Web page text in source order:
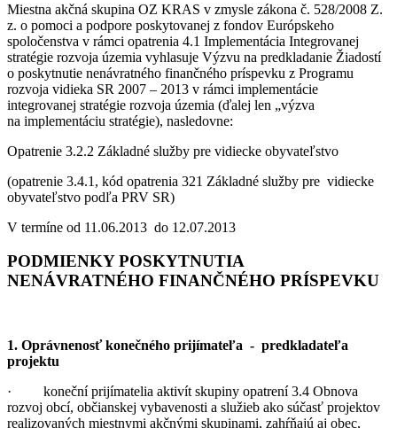
Miestna akčná skupina OZ KRAS v zmysle zákona č. 528/2008 Z.
z. o pomoci a podpore poskytovanej z fondov Európskeho
spoločenstva v rámci opatrenia 4.1 Implementácia Integrovanej
stratégie rozvoja územia vyhlasuje Výzvu na predkladanie Žiadostí
o poskytnutie nenávratného finančného príspevku z Programu
rozvoja vidieka SR 2007 – 2013 v rámci implementácie
integrovanej stratégie rozvoja územia (ďalej len „výzva
na implementáciu stratégie), nasledovne:
Opatrenie 3.2.2 Základné služby pre vidiecke obyvateľstvo
(opatrenie 3.4.1, kód opatrenia 321 Základné služby pre vidiecke
obyvateľstvo podľa PRV SR)
V termíne od 11.06.2013 do 12.07.2013
PODMIENKY POSKYTNUTIA
NENÁVRATNÉHO FINANČNÉHO PRÍSPEVKU
1. Oprávnenosť konečného prijímateľa - predkladateľa
projektu
· koneční prijímatelia aktivít skupiny opatrení 3.4 Obnova
rozvoj obcí, občianskej vybavenosti a služieb ako súčasť projektov
realizovaných miestnymi akčnými skupinami, zahŕňajú aj obec,